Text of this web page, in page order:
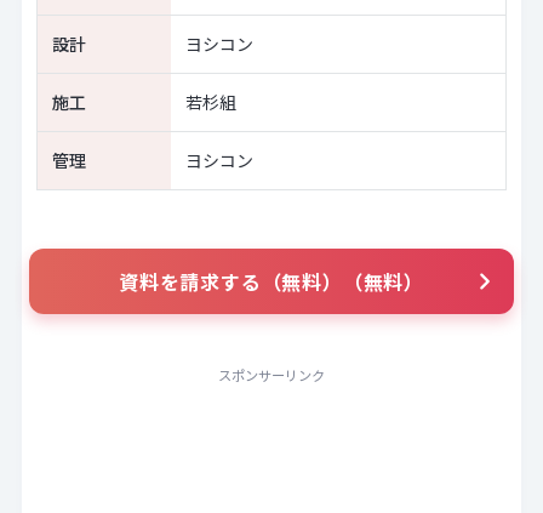
設計 ヨシコン
施工 若杉組
管理 ヨシコン
資料を請求する（無料）（無料）
スポンサーリンク